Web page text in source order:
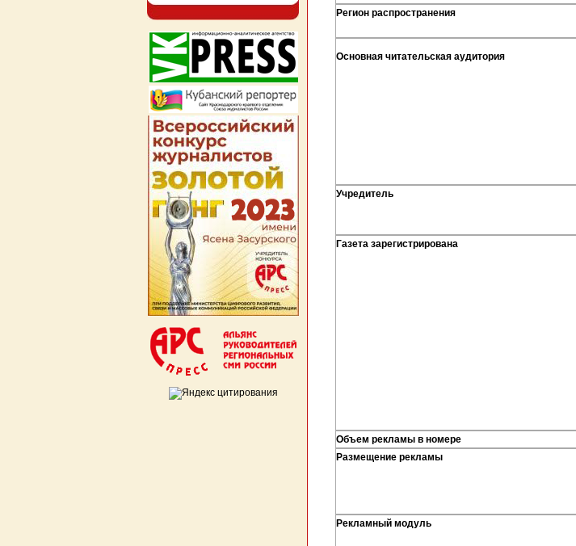
Регион распространения
Основная читательская аудитория
Учредитель
Газета зарегистрирована
Объем рекламы в номере
Размещение рекламы
Рекламный модуль